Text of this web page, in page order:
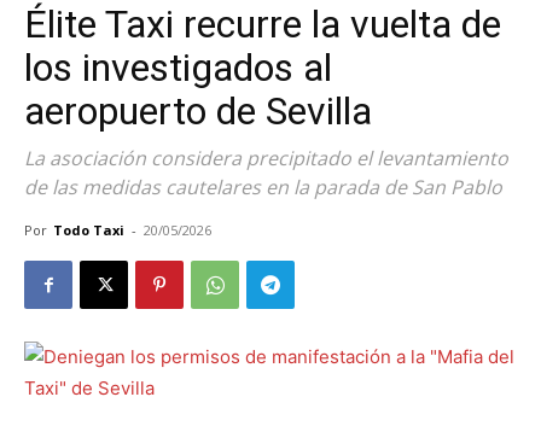
Élite Taxi recurre la vuelta de
los investigados al
aeropuerto de Sevilla
La asociación considera precipitado el levantamiento
de las medidas cautelares en la parada de San Pablo
Por Todo Taxi - 20/05/2026